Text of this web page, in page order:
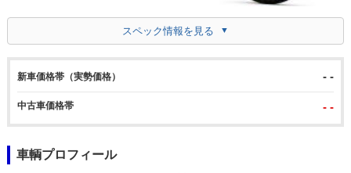
スペック情報を見る
新車価格帯（実勢価格） - -
中古車価格帯 - -
車輌プロフィール